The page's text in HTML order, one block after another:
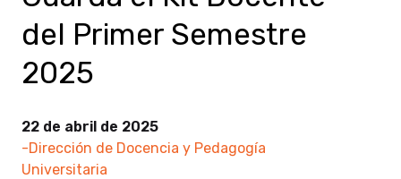
del Primer Semestre
2025
22 de abril de 2025
-Dirección de Docencia y Pedagogía
Universitaria